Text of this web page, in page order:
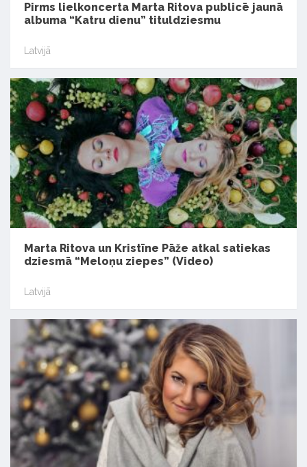
Pirms lielkoncerta Marta Ritova publicē jaunā
albuma “Katru dienu” tituldziesmu
Latvijā
Marta Ritova un Kristīne Pāže atkal satiekas
dziesmā “Meloņu ziepes” (Video)
Latvijā